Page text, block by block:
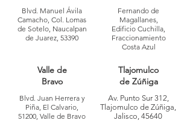
Blvd. Manuel Ávila
Camacho, Col. Lomas
de Sotelo, Naucalpan
de Juarez, 53390
Valle de
Bravo
Blvd. Juan Herrera y
Piña, El Calvario,
51200, Valle de Bravo
Fernando de
Magallanes,
Edificio Cuchilla,
Fraccionamiento
Costa Azul
Tlajomulco
de Zúñiga
Av. Punto Sur 312,
Tlajomulco de Zúñiga,
Jalisco, 45640